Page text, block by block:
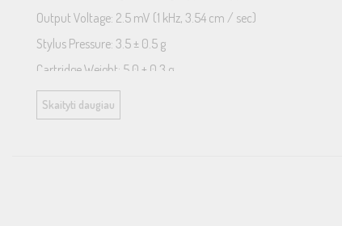
Output Voltage: 2.5 mV (1 kHz, 3.54 cm / sec)
Stylus Pressure: 3.5 ± 0.5 g
Cartridge Weight: 5.0 ± 0.3 g
Cartridge Height: 17.0 ± 0.7 mm
Head-shell Weight: 10 g (including screws, nuts and wires)
Skaityti daugiau